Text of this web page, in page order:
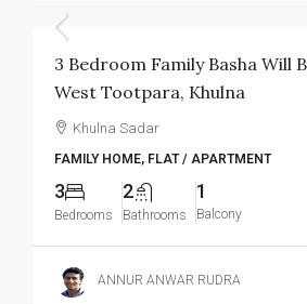
3 Bedroom Family Basha Will
West Tootpara, Khulna
Khulna Sadar
FAMILY HOME, FLAT / APARTMENT
3
Bedrooms
2
Bathrooms
1
Balcony
ANNUR ANWAR RUDRA